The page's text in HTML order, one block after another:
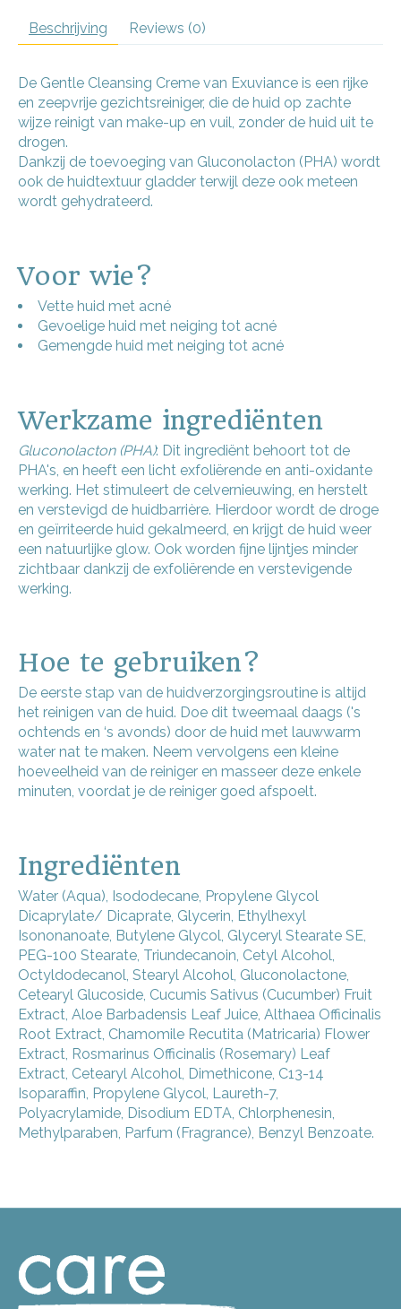
Beschrijving Reviews (0)
De Gentle Cleansing Creme van Exuviance is een rijke
en zeepvrije gezichtsreiniger, die de huid op zachte
wijze reinigt van make-up en vuil, zonder de huid uit te
drogen.
Dankzij de toevoeging van Gluconolacton (PHA) wordt
ook de huidtextuur gladder terwijl deze ook meteen
wordt gehydrateerd.
Voor wie?
Vette huid met acné
Gevoelige huid met neiging tot acné
Gemengde huid met neiging tot acné
Werkzame ingrediënten
Gluconolacton(PHA): Dit ingrediënt behoort tot de
PHA's , en heeft een licht exfoliërende en anti-oxidante
werking. Het stimuleert de celvernieuwing , en herstelt
en verstevigd de huidbarrière. Hierdoor wordt de droge
en geïrriteerde huid gekalmeerd, en krijgt de huid weer
een natuurlijke glow. Ook worden fijne lijntjes minder
zichtbaar dankzij de exfoliërende en verstevigende
werking.
Hoe te gebruiken?
De eerste stap van de huidverzorgingsroutine is altijd
het reinigen van de huid. Doe dit tweemaal daags ('s
ochtends en ‘s avonds) door de huid met lauwwarm
water nat te maken. Neem vervolgens een kleine
hoeveelheid van de reiniger en masseer deze enkele
minuten, voordat je de reiniger goed afspoelt.
Ingrediënten
Water (Aqua), Isododecane, Propylene Glycol
Dicaprylate/ Dicaprate, Glycerin, Ethylhexyl
Isononanoate, Butylene Glycol, Glyceryl Stearate SE,
PEG-100 Stearate, Triundecanoin, Cetyl Alcohol,
Octyldodecanol, Stearyl Alcohol, Gluconolactone,
Cetearyl Glucoside, Cucumis Sativus (Cucumber) Fruit
Extract, Aloe Barbadensis Leaf Juice, Althaea Officinalis
Root Extract, Chamomile Recutita (Matricaria) Flower
Extract, Rosmarinus Officinalis (Rosemary) Leaf
Extract, Cetearyl Alcohol, Dimethicone, C13-14
Isoparaffin, Propylene Glycol, Laureth-7,
Polyacrylamide, Disodium EDTA, Chlorphenesin,
Methylparaben, Parfum (Fragrance), Benzyl Benzoate.